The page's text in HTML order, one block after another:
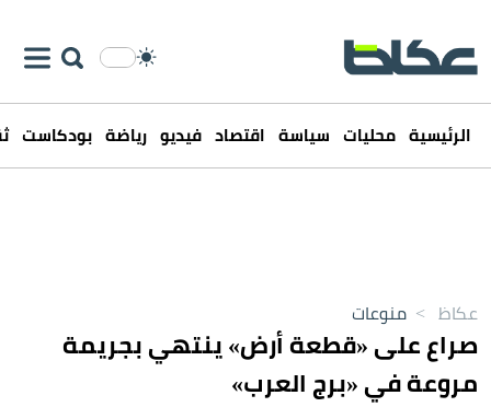
الرئيسية محليات سياسة اقتصاد فيديو رياضة بودكاست
عكاظ > منوعات
صراع على «قطعة أرض» ينتهي بجريمة
مروعة في «برج العرب»